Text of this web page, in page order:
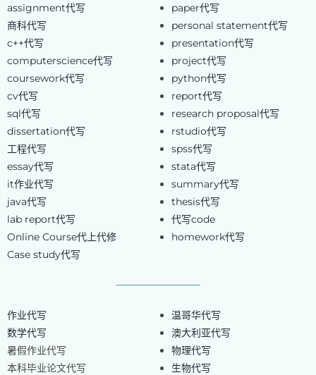
assignment代写
商科代写
c++代写
computerscience代写
coursework代写
cv代写
sql代写
dissertation代写
工程代写
essay代写
it作业代写
java代写
lab report代写
Online Course代上代修
Case study代写
paper代写
personal statement代写
presentation代写
project代写
python代写
report代写
research proposal代写
rstudio代写
spss代写
stata代写
summary代写
thesis代写
代写code
homework代写
作业代写
数学代写
暑假作业代写
本科毕业论文代写
温哥华代写
澳大利亚代写
物理代写
生物代写